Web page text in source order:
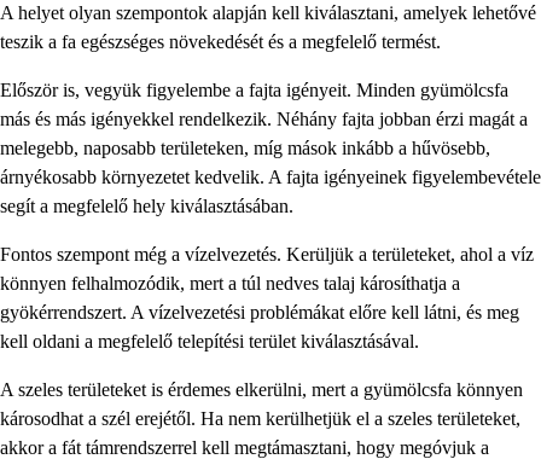
A helyet olyan szempontok alapján kell kiválasztani, amelyek lehetővé
teszik a fa egészséges növekedését és a megfelelő termést.
Először is, vegyük figyelembe a fajta igényeit. Minden gyümölcsfa
más és más igényekkel rendelkezik. Néhány fajta jobban érzi magát a
melegebb, naposabb területeken, míg mások inkább a hűvösebb,
árnyékosabb környezetet kedvelik. A fajta igényeinek figyelembevétele
segít a megfelelő hely kiválasztásában.
Fontos szempont még a vízelvezetés. Kerüljük a területeket, ahol a víz
könnyen felhalmozódik, mert a túl nedves talaj károsíthatja a
gyökérrendszert. A vízelvezetési problémákat előre kell látni, és meg
kell oldani a megfelelő telepítési terület kiválasztásával.
A szeles területeket is érdemes elkerülni, mert a gyümölcsfa könnyen
károsodhat a szél erejétől. Ha nem kerülhetjük el a szeles területeket,
akkor a fát támrendszerrel kell megtámasztani, hogy megóvjuk a